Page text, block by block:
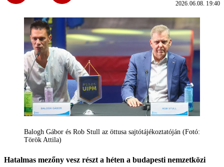
2026.06.08. 19:40
Balogh Gábor és Rob Stull az öttusa sajtótájékoztatóján (Fotó:
Török Attila)
Hatalmas mezőny vesz részt a héten a budapesti nemzetközi